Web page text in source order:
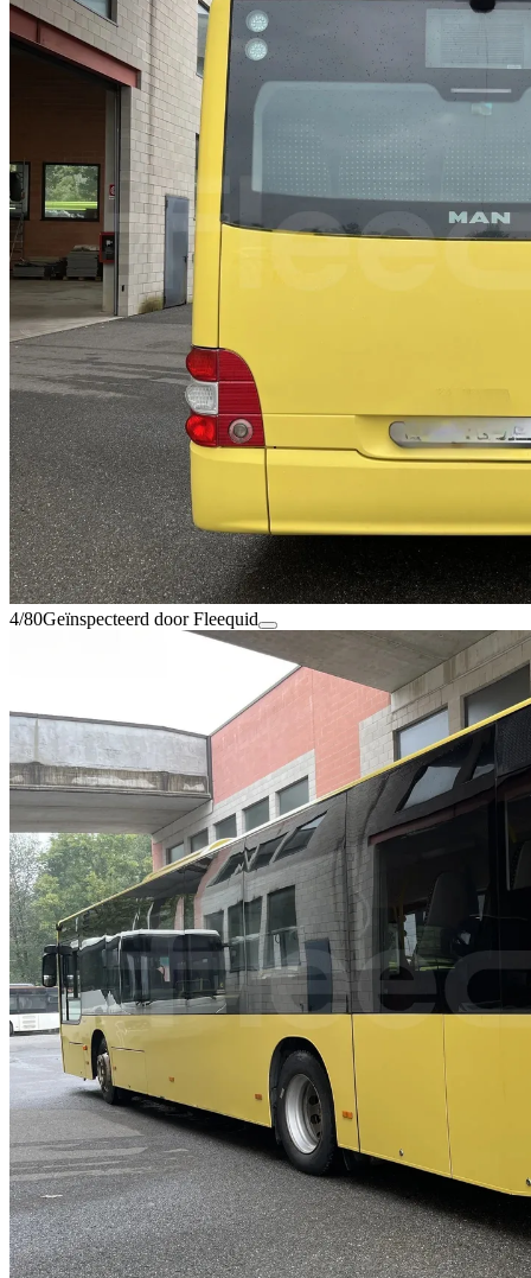
4/80Geïnspecteerd door Fleequid